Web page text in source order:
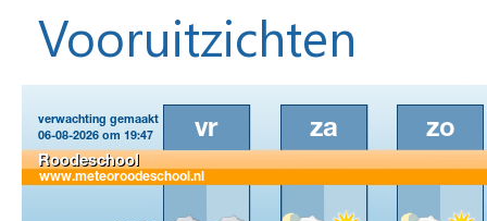
Vooruitzichten